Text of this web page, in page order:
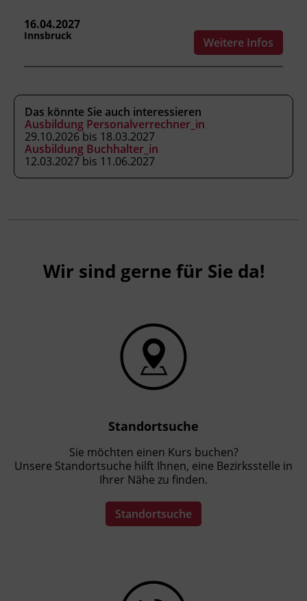
Sozialrecht
Präsenzunterricht
Leitung
Fachtrainer_in
16.04.2027
Innsbruck Weitere Infos
Das könnte Sie auch interessieren
Ausbildung Personalverrechner_in
29.10.2026 bis 18.03.2027
Ausbildung Buchhalter_in
12.03.2027 bis 11.06.2027
Wir sind gerne für Sie da!
Standortsuche
Sie möchten einen Kurs buchen?
Unsere Standortsuche hilft Ihnen, eine Bezirksstelle in
Ihrer Nähe zu finden.
Standortsuche